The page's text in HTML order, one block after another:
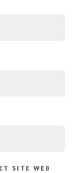
SITE WEB